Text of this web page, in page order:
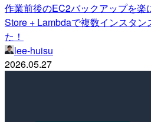
作業前後のEC2バックアップを楽
Store + Lambdaで複数インスタ
た！
lee-huisu
2026.05.27